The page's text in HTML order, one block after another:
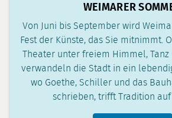
WEIMARER
Von Juni bis September wird
Fest der Künste, das Sie mitnimmt.
Theater unter freiem Himmel, Tanz
verwandeln die Stadt in ein
wo Goethe, Schiller und das
schrieben, trifft Tradition auf